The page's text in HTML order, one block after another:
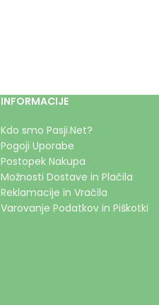
INFORMACIJE
Kdo smo Pasji.Net?
Pogoji Uporabe
Postopek Nakupa
Možnosti Dostave in Plačila
Reklamacije in Vračila
Varovanje Podatkov in Piškotki